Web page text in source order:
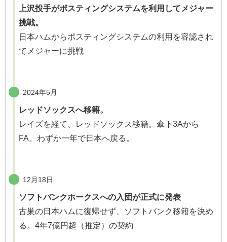
上沢投手がポスティングシステムを利用してメジャー
挑戦。
日本ハムからポスティングシステムの利用を容認され
てメジャーに挑戦
2024年5月
レッドソックスへ移籍。
レイズを経て、レッドソックス移籍。傘下3Aから
FA。わずか一年で日本へ戻る。
12月18日
ソフトバンクホークスへの入団が正式に発表
古巣の日本ハムに復帰せず、ソフトバンク移籍を決め
る。4年7億円超（推定）の契約